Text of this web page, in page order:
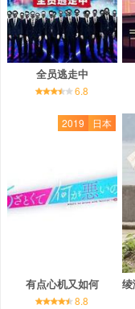
全员逃走中
6.8
2019 日本
有点心机又如何
8.8